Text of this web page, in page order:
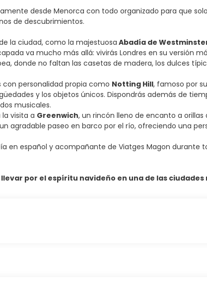
desde Menorca con todo organizado para que
de descubrimientos.
la ciudad, como la majestuosa Abadía de
va mucho más allá: vivirás Londres en su versión
donde no faltan las casetas de madera, los dulces
con personalidad propia como Notting Hill, famoso por
y los objetos únicos. Dispondrás además de
musicales.
visita a Greenwich, un rincón lleno de encanto a orillas
agradable paseo en barco por el río, ofreciendo una
en español y acompañante de Viatges Magon
por el espíritu navideño en una de las